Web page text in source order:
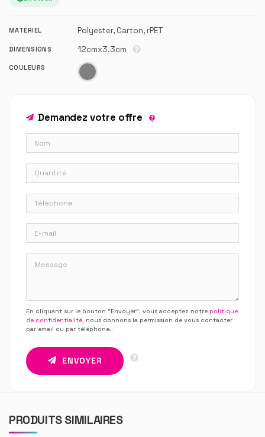
MATÉRIEL Polyester, Carton, rPET
DIMENSIONS 12cmx3.3cm
COULEURS
Demandez votre offre
En cliquant sur le bouton “Envoyer”, vous acceptez notre politique
de confidentialité , nous donnons la permission de vous contacter
par email ou par téléphone.
ENVOYER
PRODUITS SIMILAIRES